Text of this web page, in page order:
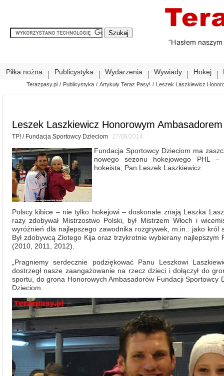
Piłka nożna Publicystyka Wydarzenia Wywiady Hokej
Terazpasy.pl / Publicystyka / Artykuły Teraz Pasy! / Leszek Laszkiewicz
Leszek Laszkiewicz Honorowym
TP! / Fundacja Sportowcy Dzieciom 27/09/2014
Fundacja Sportowcy Dzieciom ma
nowego sezonu hokejowego PHL –
hokeista, Pan Leszek Laszkiewicz.
Polscy kibice – nie tylko hokejowi – doskonale znają Leszka
razy zdobywał Mistrzostwo Polski, był Mistrzem Włoch i
wyróżnień dla najlepszego zawodnika rozgrywek, m.in.: jako król
Był zdobywcą Złotego Kija oraz trzykrotnie wybierany najlepszym
(2010, 2011, 2012).
„Pragniemy serdecznie podziękować Panu Leszkowi
dostrzegł nasze zaangażowanie na rzecz dzieci i dołączył do
sportu, do grona Honorowych Ambasadorów Fundacji Sportowcy
Dzieciom.